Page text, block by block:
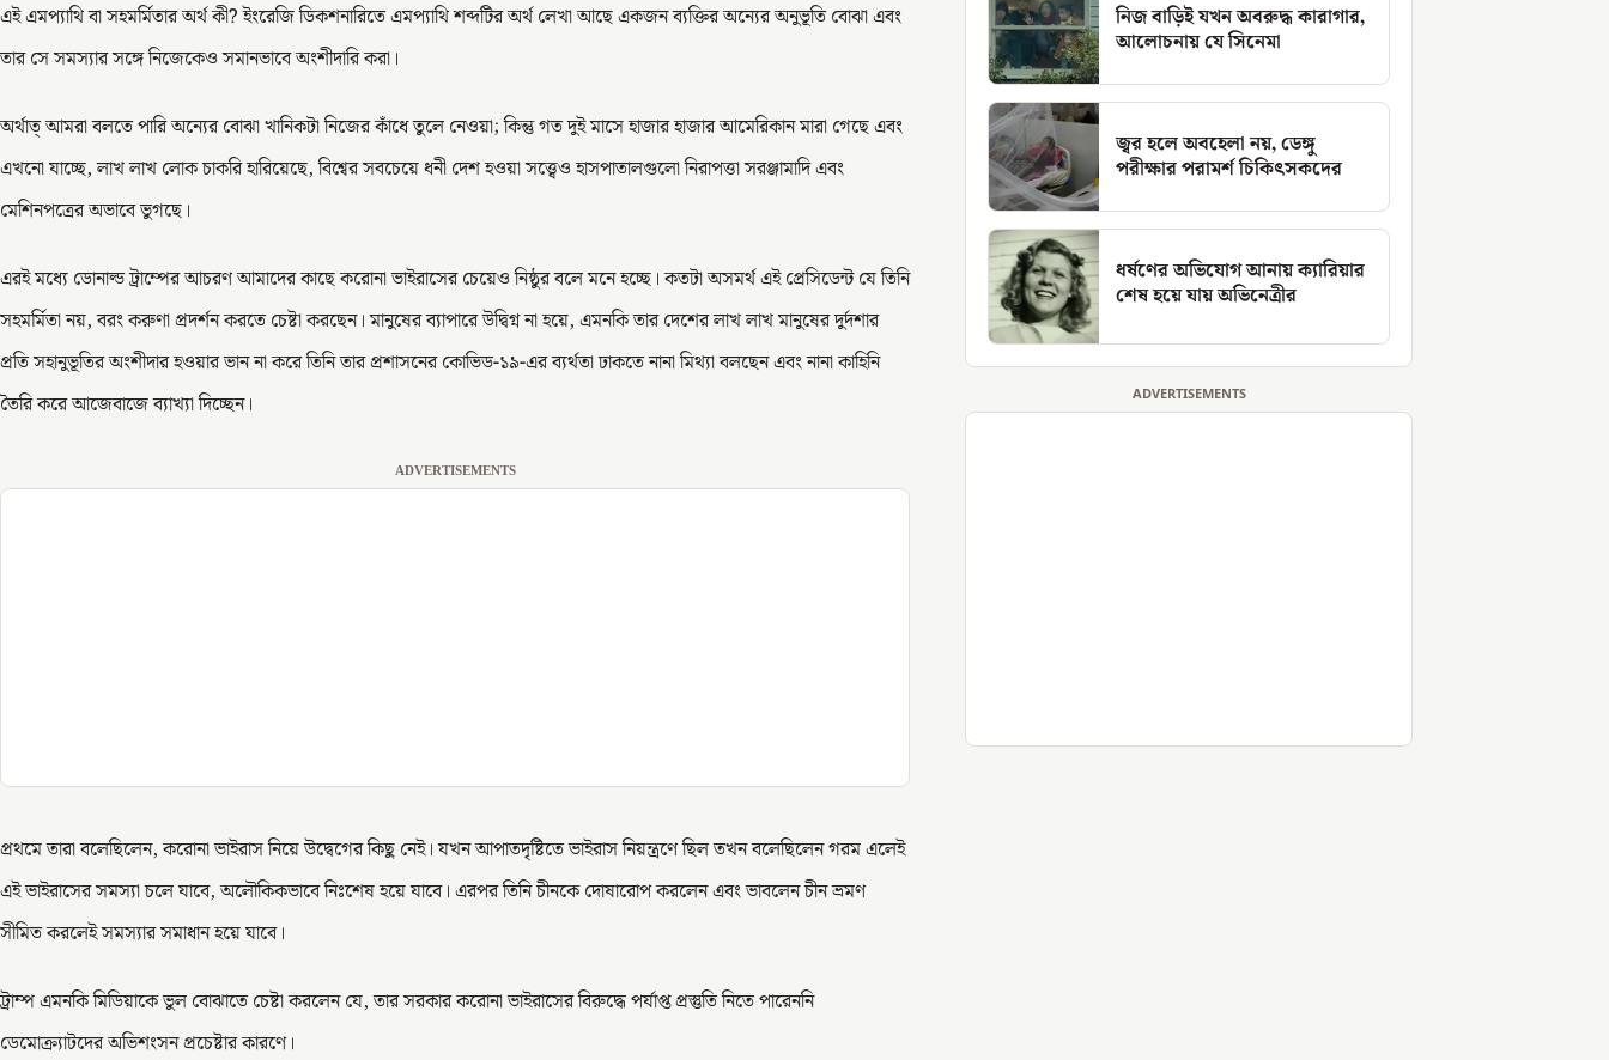
এই এমপ্যাথি বা সহমর্মিতার অর্থ কী? ইংরেজি ডিকশনারিতে এমপ্যাথি শব্দটির অর্থ লেখা আছে একজন ব্যক্তির অন্যের অনুভূতি বোঝা এবং
তার সে সমস্যার সঙ্গে নিজেকেও সমানভাবে অংশীদারি করা।
অর্থাত্ আমরা বলতে পারি অন্যের বোঝা খানিকটা নিজের কাঁধে তুলে নেওয়া; কিন্তু গত দুই মাসে হাজার হাজার আমেরিকান মারা গেছে এবং
এখনো যাচ্ছে, লাখ লাখ লোক চাকরি হারিয়েছে, বিশ্বের সবচেয়ে ধনী দেশ হওয়া সত্ত্বেও হাসপাতালগুলো নিরাপত্তা সরঞ্জামাদি এবং
মেশিনপত্রের অভাবে ভুগছে।
এরই মধ্যে ডোনাল্ড ট্রাম্পের আচরণ আমাদের কাছে করোনা ভাইরাসের চেয়েও নিষ্ঠুর বলে মনে হচ্ছে। কতটা অসমর্থ এই প্রেসিডেন্ট যে তিনি
সহমর্মিতা নয়, বরং করুণা প্রদর্শন করতে চেষ্টা করছেন। মানুষের ব্যাপারে উদ্বিগ্ন না হয়ে, এমনকি তার দেশের লাখ লাখ মানুষের দুর্দশার
প্রতি সহানুভূতির অংশীদার হওয়ার ভান না করে তিনি তার প্রশাসনের কোভিড-১৯-এর ব্যর্থতা ঢাকতে নানা মিথ্যা বলছেন এবং নানা কাহিনি
তৈরি করে আজেবাজে ব্যাখ্যা দিচ্ছেন।
ADVERTISEMENTS
প্রথমে তারা বলেছিলেন, করোনা ভাইরাস নিয়ে উদ্বেগের কিছু নেই। যখন আপাতদৃষ্টিতে ভাইরাস নিয়ন্ত্রণে ছিল তখন বলেছিলেন গরম এলেই
এই ভাইরাসের সমস্যা চলে যাবে, অলৌকিকভাবে নিঃশেষ হয়ে যাবে। এরপর তিনি চীনকে দোষারোপ করলেন এবং ভাবলেন চীন ভ্রমণ
সীমিত করলেই সমস্যার সমাধান হয়ে যাবে।
ট্রাম্প এমনকি মিডিয়াকে ভুল বোঝাতে চেষ্টা করলেন যে, তার সরকার করোনা ভাইরাসের বিরুদ্ধে পর্যাপ্ত প্রস্তুতি নিতে পারেননি
ডেমোক্র্যাটদের অভিশংসন প্রচেষ্টার কারণে।
নিজ বাড়িই যখন অবরুদ্ধ কারাগার,
আলোচনায় যে সিনেমা
জ্বর হলে অবহেলা নয়, ডেঙ্গু
পরীক্ষার পরামর্শ চিকিৎসকদের
ধর্ষণের অভিযোগ আনায় ক্যারিয়ার
শেষ হয়ে যায় অভিনেত্রীর
ADVERTISEMENTS